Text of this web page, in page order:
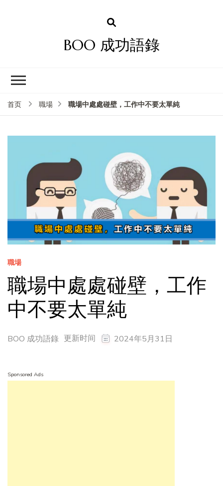
BOO 成功語錄
首页 職場 職場中處處碰壁，工作中不要太單純
職場
職場中處處碰壁，工作
中不要太單純
BOO 成功語錄 更新时间 2024年5月31日
Sponsored Ads